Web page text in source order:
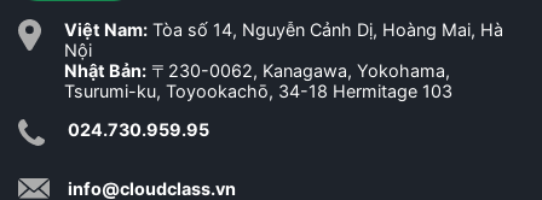
Việt Nam: Tòa số 14, Nguyễn Cảnh Dị, Hoàng Mai, Hà
Nội
Nhật Bản: 〒230-0062, Kanagawa, Yokohama,
Tsurumi-ku, Toyookachō, 34-18 Hermitage 103
024.730.959.95
info@cloudclass.vn